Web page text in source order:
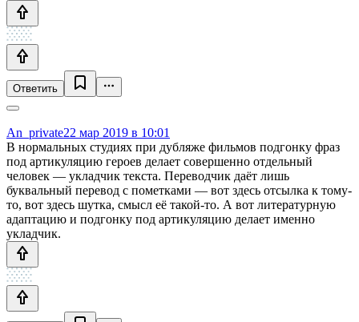
Ответить
An_private22 мар 2019 в 10:01
В нормальных студиях при дубляже фильмов подгонку фраз
под артикуляцию героев делает совершенно отдельный
человек — укладчик текста. Переводчик даёт лишь
буквальный перевод с пометками — вот здесь отсылка к тому-
то, вот здесь шутка, смысл её такой-то. А вот литературную
адаптацию и подгонку под артикуляцию делает именно
укладчик.